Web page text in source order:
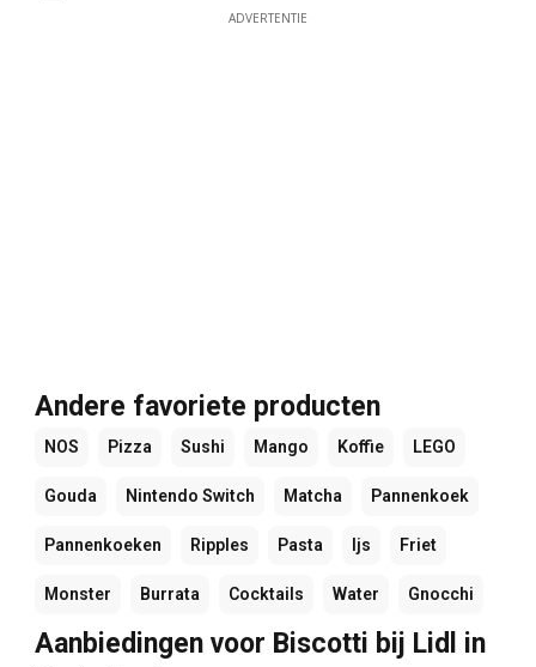
ADVERTENTIE
Andere favoriete producten
NOS Pizza Sushi Mango Koffie LEGO
Gouda Nintendo Switch Matcha Pannenkoek
Pannenkoeken Ripples Pasta Ijs Friet
Monster Burrata Cocktails Water Gnocchi
Aanbiedingen voor Biscotti bij Lidl in